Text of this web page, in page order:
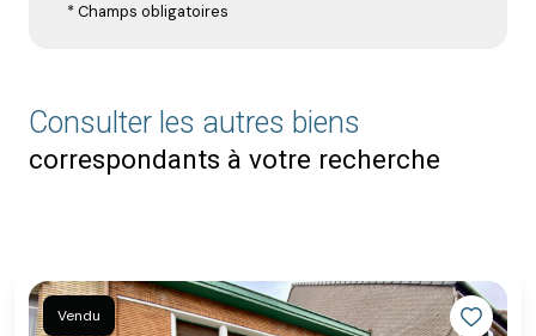
* Champs obligatoires
Consulter les autres biens
correspondants à votre recherche
Vendu